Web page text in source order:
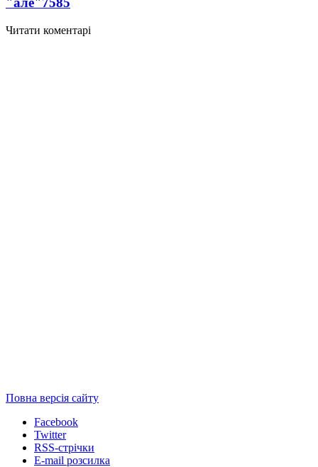
Читати коментарі
Повна версія сайту
Facebook
Twitter
RSS-стрічки
E-mail розсилка